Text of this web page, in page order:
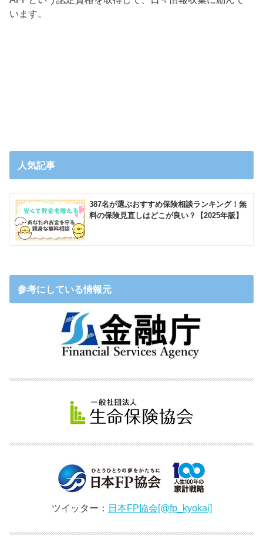
います。
人気記事
387名が選ぶおすすめ保険相談ランキング！無
料の保険見直しはどこが良い？【2025年版】
参考にしている情報元
ツイッター： 日本FP協会[@fp_kyokai]